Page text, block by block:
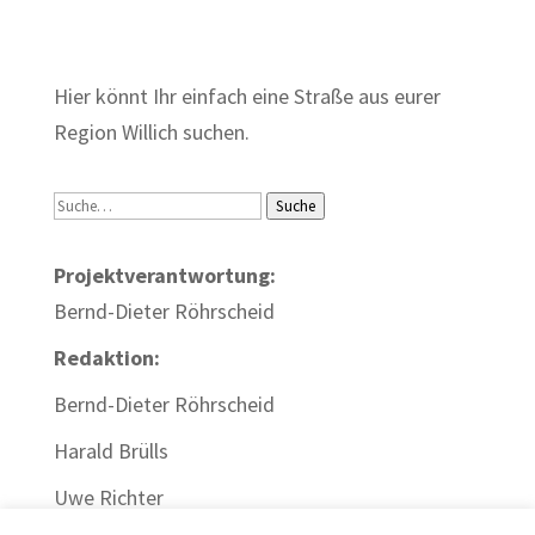
Hier könnt Ihr einfach eine Straße aus eurer
Region Willich suchen.
Suche Suche
Projektverantwortung:
Bernd-Dieter Röhrscheid
Redaktion:
Bernd-Dieter Röhrscheid
Harald Brülls
Uwe Richter